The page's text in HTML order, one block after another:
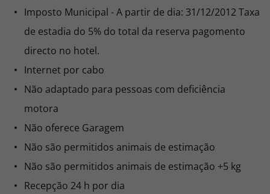
Imposto Municipal - A partir de dia: 31/12/2012 Taxa
de estadia do 5% do total da reserva pagomento
directo no hotel.
Internet por cabo
Não adaptado para pessoas com deficiência
motora
Não oferece Garagem
Não são permitidos animais de estimação
Não são permitidos animais de estimação +5 kg
Recepção 24 h por dia